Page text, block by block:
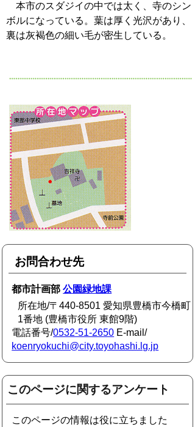
本市のスダジイの中では太く、寺のシン
ボルになっている。葉は厚く光沢があり、
裏は灰褐色の細い毛が密生している。
お問合わせ先
都市計画部公園緑地課
所在地/〒440-8501 愛知県豊橋市今橋町
1番地 (豊橋市役所 東館9階)
電話番号/0532-51-2650 E-mail/
koenryokuchi@city.toyohashi.lg.jp
このページに関するアンケート
このページの情報は役に立ちました